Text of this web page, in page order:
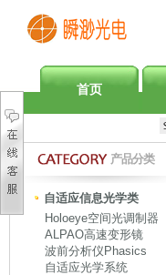
首页
产品分类
自适应信息光学类
Holoeye空间光调制器
ALPAO高速变形镜
波前分析仪Phasics
自适应光学系统